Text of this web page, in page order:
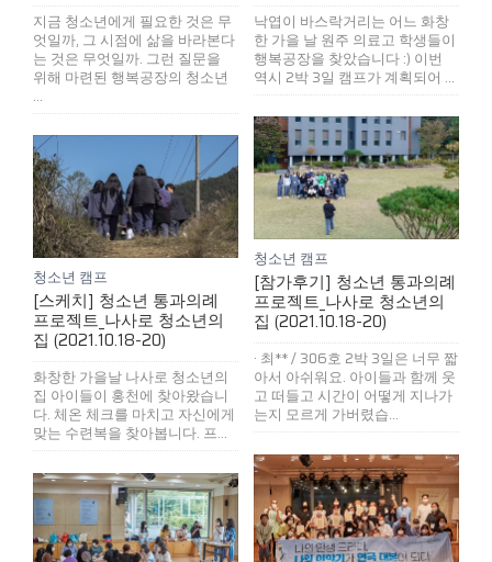
지금 청소년에게 필요한 것은 무
엇일까, 그 시점에 삶을 바라본다
는 것은 무엇일까. 그런 질문을
위해 마련된 행복공장의 청소년
...
낙엽이 바스락거리는 어느 화창
한 가을 날 원주 의료고 학생들이
행복공장을 찾았습니다 :) 이번
역시 2박 3일 캠프가 계획되어 ...
청소년 캠프
[참가후기] 청소년 통과의례
프로젝트_나사로 청소년의
집 (2021.10.18-20)
· 최** / 306호 2박 3일은 너무 짧
아서 아쉬워요. 아이들과 함께 웃
고 떠들고 시간이 어떻게 지나가
는지 모르게 가버렸습...
청소년 캠프
[스케치] 청소년 통과의례
프로젝트_나사로 청소년의
집 (2021.10.18-20)
화창한 가을날 나사로 청소년의
집 아이들이 홍천에 찾아왔습니
다. 체온 체크를 마치고 자신에게
맞는 수련복을 찾아봅니다. 프...